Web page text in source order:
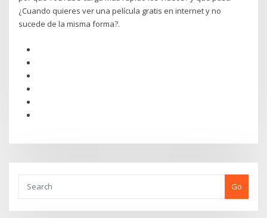
¿Cuando quieres ver una película gratis en internet y no
sucede de la misma forma?.
Go